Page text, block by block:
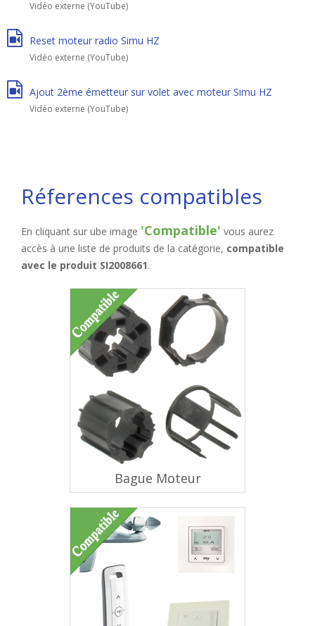
Vidéo externe (YouTube)
Reset moteur radio Simu HZ
Vidéo externe (YouTube)
Ajout 2ème émetteur sur volet avec moteur Simu HZ
Vidéo externe (YouTube)
Réferences compatibles
En cliquant sur ube image 'Compatible' vous aurez
accès à une liste de produits de la catégorie, compatible
avec le produit SI2008661.
Bague Moteur